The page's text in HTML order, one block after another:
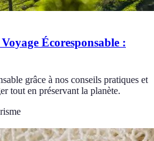
Écoresponsable :
grâce à nos conseils pratiques et
tout en préservant la planète.